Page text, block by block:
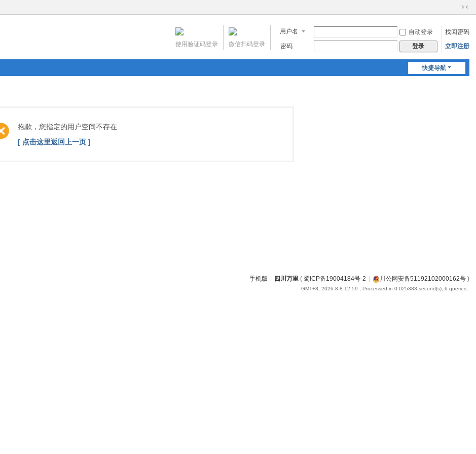
切
到
窄
用户名 自动登录
找回密码
密码
登录 立即注册
微信扫码登录
使用验证码登录
快捷导航
抱歉，您指定的用户空间不存在
[ 点击这里返回上一页 ]
手机版 四川万里( 蜀ICP备19004184号-2 川公网安备51192102000162号)
GMT+8, 2026-8-8 12:59 , Processed in 0.025383 second(s), 6 queries .